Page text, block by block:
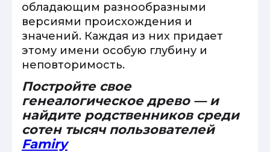
обладающим разнообразными
версиями происхождения и
значений. Каждая из них придает
этому имени особую глубину и
неповторимость.
Постройте свое
генеалогическое древо — и
найдите родственников среди
сотен тысяч пользователей
Famiry